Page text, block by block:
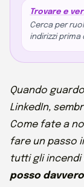
Trovare e
Cerca per
indirizzi prima
Quando
LinkedIn,
Come fate a
fare un passo
tutti gli incendi
posso